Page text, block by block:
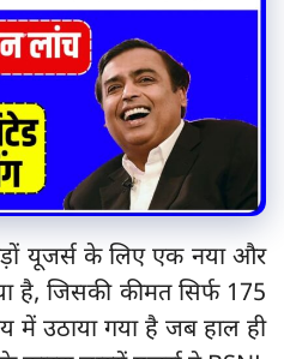
यूजर्स के लिए एक नया और
है, जिसकी कीमत सिर्फ 175
उठाया गया है जब हाल ही